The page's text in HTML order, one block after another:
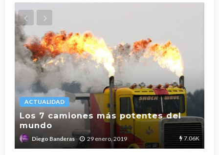
ACTUALIDAD
Los 7 camiones más potentes del
mundo
Diego Banderas 29 enero, 2019 7.06K